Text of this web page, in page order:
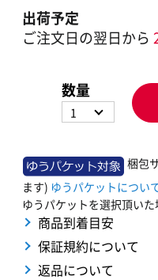
出荷予定
ご注文日の翌日から
数量
1
梱包
ます) ゆうパケットについ
ゆうパケットを選択頂い
商品到着目安
保証規約について
返品について